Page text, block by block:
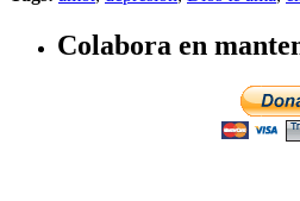
Colabora en